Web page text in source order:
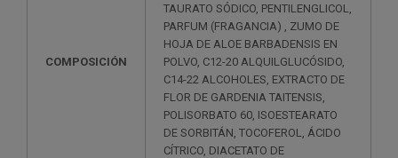
COMPOSICIÓN
TAURATO SÓDICO, PENTILENGLICOL,
PARFUM (FRAGANCIA) , ZUMO DE
HOJA DE ALOE BARBADENSIS EN
POLVO, C12-20 ALQUILGLUCÓSIDO,
C14-22 ALCOHOLES, EXTRACTO DE
FLOR DE GARDENIA TAITENSIS,
POLISORBATO 60, ISOESTEARATO
DE SORBITÁN, TOCOFEROL, ÁCIDO
CÍTRICO, DIACETATO DE